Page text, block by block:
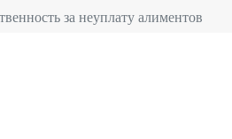
за неуплату алиментов